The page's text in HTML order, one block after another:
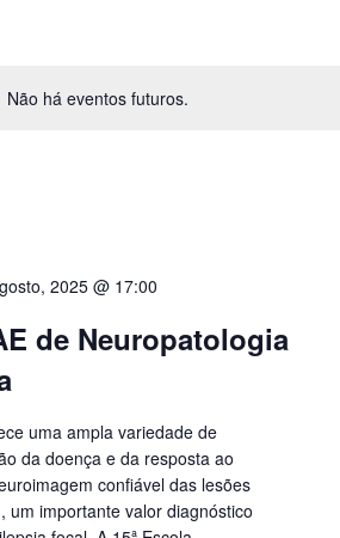
Não há eventos futuros.
2025 @ 17:00
de Neuropatologia
uma ampla variedade de
da doença e da resposta ao
confiável das lesões
um importante valor diagnóstico